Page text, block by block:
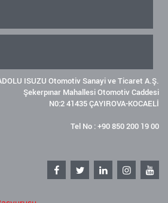
ISUZU Otomotiv Sanayi ve Ticaret A.Ş.
Şekerpınar Mahallesi Otomotiv Caddesi
N0:2 41435 ÇAYIROVA-KOCAELİ
Tel No : +90 850 200 19 00